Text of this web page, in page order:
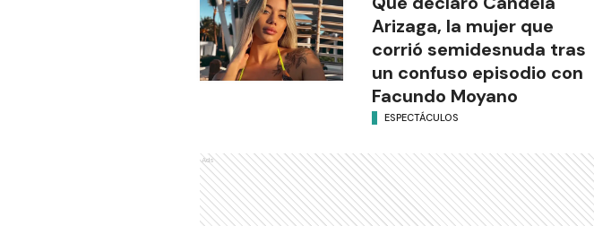
Arizaga, la mujer que
corrió semidesnuda tras
un confuso episodio con
Facundo Moyano
ESPECTÁCULOS
Ads